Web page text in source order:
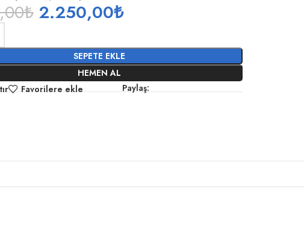
₺ 2.250,00₺
SEPETE EKLE
HEMEN AL
Favorilere ekle Paylaş: